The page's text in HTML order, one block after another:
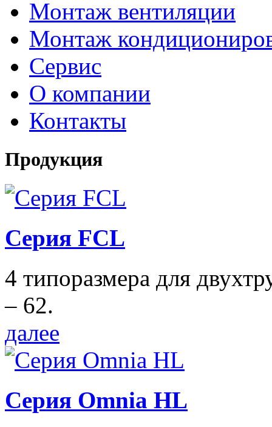
Монтаж вентиляции
Монтаж
Сервис
О компании
Контакты
Продукция
Серия FCL
4 типоразмера для
– 62.
далее
Серия Omnia HL